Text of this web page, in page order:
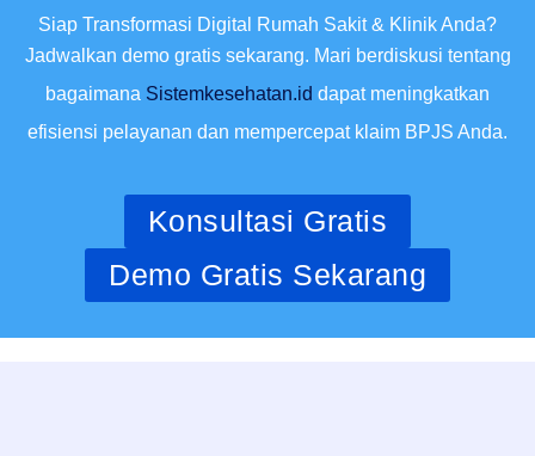
Siap Transformasi Digital Rumah Sakit & Klinik Anda?
Jadwalkan demo gratis sekarang. Mari berdiskusi tentang
bagaimana Sistemkesehatan.id dapat meningkatkan
efisiensi pelayanan dan mempercepat klaim BPJS Anda.
Konsultasi Gratis
Demo Gratis Sekarang